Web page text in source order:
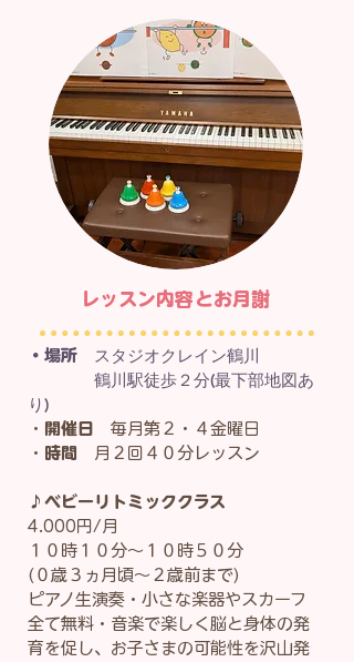
​レッスン内容とお月謝​
・場所
スタジオクレイン鶴川
​ 鶴川駅徒歩２分(最下部地図あ
り)
・ 開催日
毎月第２・４金曜日​
​・ 時間 月２回４０分レッスン
♪ ベビーリトミッククラス
4.000円/月
１０時１０分～１０時５０分
(０歳３ヵ月頃～２歳前まで)
ピアノ生演奏・小さな楽器やスカーフ
全て無料・音楽で楽しく脳と身体の発
育を促し、お子さまの可能性を沢山発